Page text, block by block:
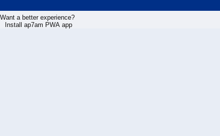
Want a better experience?
Install ap7am PWA app